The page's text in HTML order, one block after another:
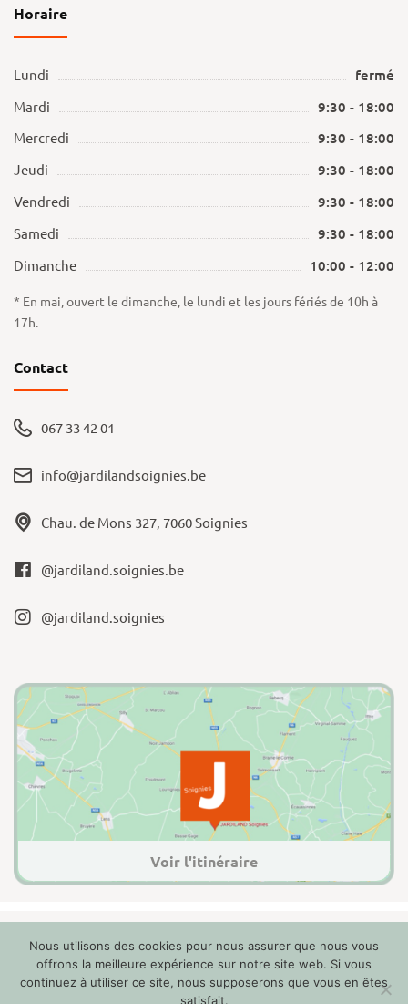
Horaire
Lundi fermé
Mardi 9:30 - 18:00
Mercredi 9:30 - 18:00
Jeudi 9:30 - 18:00
Vendredi 9:30 - 18:00
Samedi 9:30 - 18:00
Dimanche 10:00 - 12:00
* En mai, ouvert le dimanche, le lundi et les jours fériés de 10h à
17h.
Contact
067 33 42 01
info@jardilandsoignies.be
Chau. de Mons 327, 7060 Soignies
@jardiland.soignies.be
@jardiland.soignies
Voir l'itinéraire
2022 Jardiland Soignies
Mentions légales
Politique de confidentialité
Nous utilisons des cookies pour nous assurer que nous vous
offrons la meilleure expérience sur notre site web. Si vous
continuez à utiliser ce site, nous supposerons que vous en êtes
satisfait.